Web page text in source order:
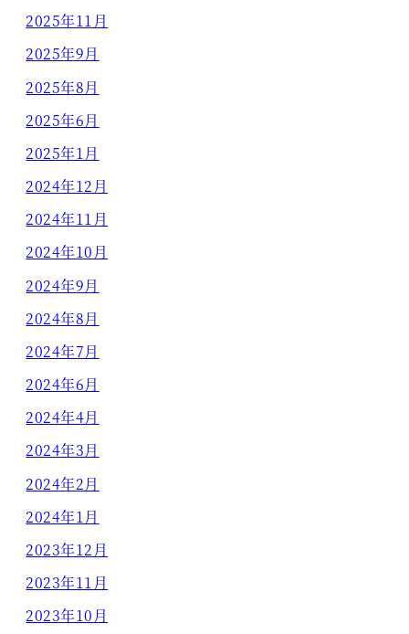
2025年11月
2025年9月
2025年8月
2025年6月
2025年1月
2024年12月
2024年11月
2024年10月
2024年9月
2024年8月
2024年7月
2024年6月
2024年4月
2024年3月
2024年2月
2024年1月
2023年12月
2023年11月
2023年10月